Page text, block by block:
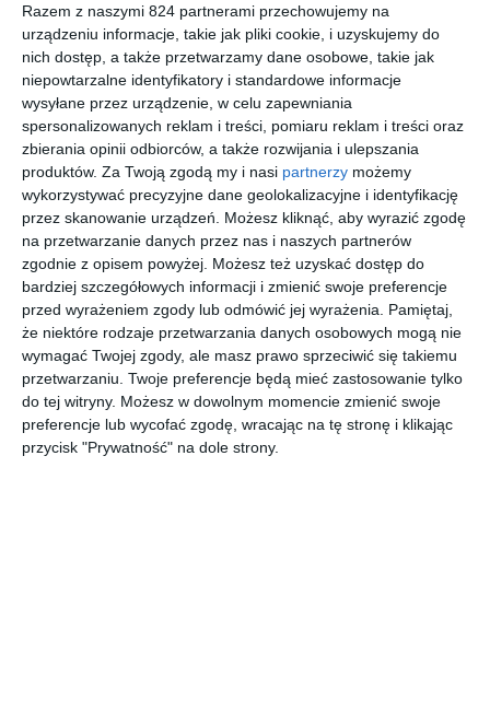
Razem z naszymi 824 partnerami przechowujemy na
urządzeniu informacje, takie jak pliki cookie, i uzyskujemy do
nich dostęp, a także przetwarzamy dane osobowe, takie jak
niepowtarzalne identyfikatory i standardowe informacje
wysyłane przez urządzenie, w celu zapewniania
spersonalizowanych reklam i treści, pomiaru reklam i treści oraz
zbierania opinii odbiorców, a także rozwijania i ulepszania
produktów. Za Twoją zgodą my i nasi partnerzy możemy
wykorzystywać precyzyjne dane geolokalizacyjne i identyfikację
przez skanowanie urządzeń. Możesz kliknąć, aby wyrazić zgodę
na przetwarzanie danych przez nas i naszych partnerów
zgodnie z opisem powyżej. Możesz też uzyskać dostęp do
bardziej szczegółowych informacji i zmienić swoje preferencje
przed wyrażeniem zgody lub odmówić jej wyrażenia.
Pamiętaj,
że niektóre rodzaje przetwarzania danych osobowych mogą nie
wymagać Twojej zgody, ale masz prawo sprzeciwić się takiemu
przetwarzaniu. Twoje preferencje będą mieć zastosowanie tylko
do tej witryny. Możesz w dowolnym momencie zmienić swoje
preferencje lub wycofać zgodę, wracając na tę stronę i klikając
przycisk "Prywatność" na dole strony.
Diani Sea
Resort
6572 zł
za osobę
Voyager
Beach
Resort
6601 zł
za osobę
Neptune
Paradise
Beach
Resort
5828 zł
za osobę
Papillon
Lagoon
Reef
6281 zł
First
Minute
Wybrzeże Mombasy
Leisure
Lodge
Beach &
Golf
Resort by
Diamonds
6389 zł
za osobę
First
Minute
Wybrzeże Mombasy
Baobab
Beach
Resort &
Spa6479 zł
za osobę
Wybrzeże Mombasy
PrideInn
Paradise
Beach
Resort6819 zł
za osobę
Kenia
AHG Lion
Beach
Resort &
Spa5335 zł
za osobę
Szukasz miejsca na urlop? Skorzystaj z wyszukiwarki